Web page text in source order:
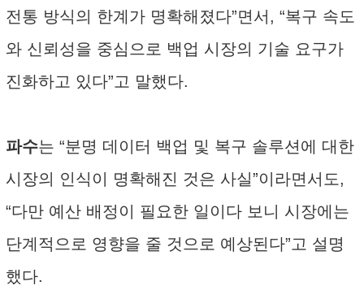
전통 방식의 한계가 명확해졌다”면서, “복구 속도
와 신뢰성을 중심으로 백업 시장의 기술 요구가
진화하고 있다”고 말했다.
파수는 “분명 데이터 백업 및 복구 솔루션에 대한
시장의 인식이 명확해진 것은 사실”이라면서도,
“다만 예산 배정이 필요한 일이다 보니 시장에는
단계적으로 영향을 줄 것으로 예상된다”고 설명
했다.